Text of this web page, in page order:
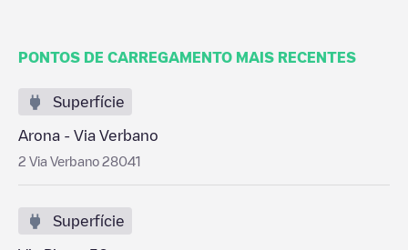
PONTOS DE CARREGAMENTO MAIS RECENTES
Superfície
Arona - Via Verbano
2 Via Verbano 28041
Superfície